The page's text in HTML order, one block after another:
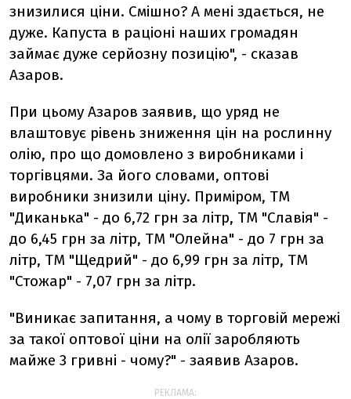
знизилися ціни. Смішно? А мені здається, не
дуже. Капуста в раціоні наших громадян
займає дуже серйозну позицію", - сказав
Азаров.
При цьому Азаров заявив, що уряд не
влаштовує рівень зниження цін на рослинну
олію, про що домовлено з виробниками і
торгівцями. За його словами, оптові
виробники знизили ціну. Приміром, ТМ
"Диканька" - до 6,72 грн за літр, ТМ "Славія" -
до 6,45 грн за літр, ТМ "Олейна" - до 7 грн за
літр, ТМ "Щедрий" - до 6,99 грн за літр, ТМ
"Стожар" - 7,07 грн за літр.
"Виникає запитання, а чому в торговій мережі
за такої оптової ціни на олії заробляють
майже 3 гривні - чому?" - заявив Азаров.
РЕКЛАМА: